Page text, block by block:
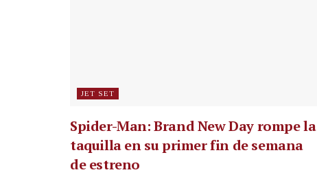
JET SET
Spider-Man: Brand New Day rompe la
taquilla en su primer fin de semana
de estreno